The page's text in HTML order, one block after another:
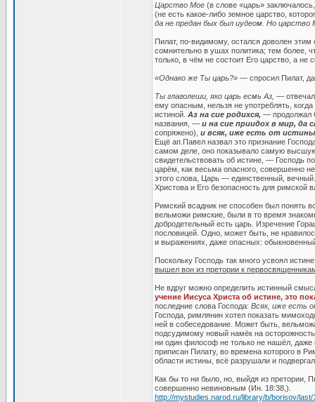
Царство Мое (в слове «царь»
(не есть какое-либо земное царство,
да не предан бых был иудеом. Но
Пилат, по-видимому, остался доволен этим
сомнительно в ушах политика; тем более,
только, в чём не состоит Его царство, а не
«Однако же Ты царь?» — спросил Пилат,
Ты глаголеши, яко царь есмь Аз, — отвечал
ему опасным, нельзя не употреблять,
истиной. Аз на сие родихся, — продолжал
названия, — и на сие приидох в мир, да
сопряжено), и всяк, иже есть от истины
Ещё ап.Павел назвал это признание
самом деле, оно показывало самую
свидетельствовать об истине, — Господь
царём, как весьма опасного, совершенно
этого слова, Царь — единственный,
Христова и Его безопасность для римской
Римский всадник не способен был понять
вельможи римские, были в то время
добродетельный есть царь. Изречение
пословицей. Одно, может быть, не
и выражениях, даже опасных:
Поскольку Господь так много усвоял
вышел вон из претории к
Не вдруг можно определить истинный
учение Иисуса Христа об истине, это
последние слова Господа: Всяк, иже есть
Господа, римлянин хотел показать
ней в собеседование. Может быть,
подсудимому новый намёк на
ни один философ не только не нашёл, даже
приписан Пилату, во времена которого в
области истины, всё разрушали и
Как бы то ни было, но, выйдя из претории,
совершенно невиновным (Ин. 18:38,).
http://mystudies.narod.ru/library/b/borisov/last/